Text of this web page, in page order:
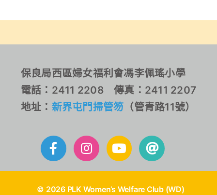
保良局西區婦女福利會馮李佩瑤小學
電話：2411 2208 傳真：2411 2207
地址： 新界屯門掃管笏 （管青路11號）
© 2026 PLK Women’s Welfare Club (WD)